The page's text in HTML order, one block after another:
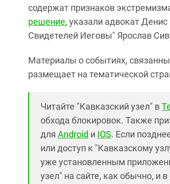
содержат признаков
решение, указали адвокат
Свидетелей Иеговы" Ярослав
Материалы о событиях,
размещает на тематической
Читайте "Кавказский узел" в
обхода блокировок. Также
для Android и IOS. Если
или доступ к "Кавказскому
уже установленным
узел" на сайте, как обычно, и в